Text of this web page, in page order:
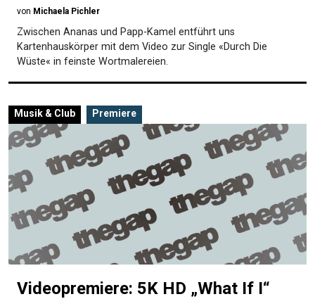
von Michaela Pichler
Zwischen Ananas und Papp-Kamel entführt uns
Kartenhauskörper mit dem Video zur Single «Durch Die
Wüste« in feinste Wortmalereien.
Musik & Club Premiere
Videopremiere: 5K HD „What If I“